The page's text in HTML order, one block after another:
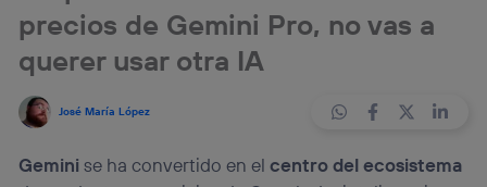
precios de Gemini Pro, no vas a
querer usar otra IA
José María López
Gemini se ha convertido en elcentro del ecosistema